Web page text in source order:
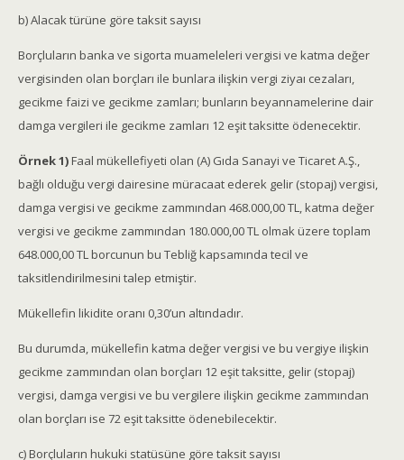
b) Alacak türüne göre taksit sayısı
Borçluların banka ve sigorta muameleleri vergisi ve katma değer
vergisinden olan borçları ile bunlara ilişkin vergi ziyaı cezaları,
gecikme faizi ve gecikme zamları; bunların beyannamelerine dair
damga vergileri ile gecikme zamları 12 eşit taksitte ödenecektir.
Örnek 1)Faal mükellefiyeti olan (A) Gıda Sanayi ve Ticaret A.Ş.,
bağlı olduğu vergi dairesine müracaat ederek gelir (stopaj) vergisi,
damga vergisi ve gecikme zammından 468.000,00 TL, katma değer
vergisi ve gecikme zammından 180.000,00 TL olmak üzere toplam
648.000,00 TL borcunun bu Tebliğ kapsamında tecil ve
taksitlendirilmesini talep etmiştir.
Mükellefin likidite oranı 0,30’un altındadır.
Bu durumda, mükellefin katma değer vergisi ve bu vergiye ilişkin
gecikme zammından olan borçları 12 eşit taksitte, gelir (stopaj)
vergisi, damga vergisi ve bu vergilere ilişkin gecikme zammından
olan borçları ise 72 eşit taksitte ödenebilecektir.
c) Borçluların hukuki statüsüne göre taksit sayısı